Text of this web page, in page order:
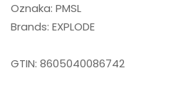
Oznaka: PMSL
Brands: EXPLODE
GTIN: 8605040086742